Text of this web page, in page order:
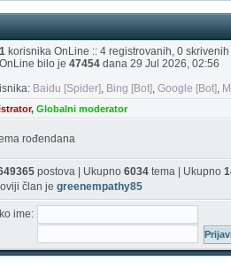
korisnika OnLine :: 4 registrovanih, 0
bilo je 47454 dana 29 Jul 2026, 02:56
Baidu [Spider], Bing [Bot], Google [Bot],
, Globalni moderator
rođendana
postova | Ukupno 6034 tema | Ukupno
član je greenempathy85
ime: